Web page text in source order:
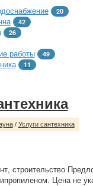
20
42
26
работы 49
11
/ Услуги сантехника
строительство
Цена не